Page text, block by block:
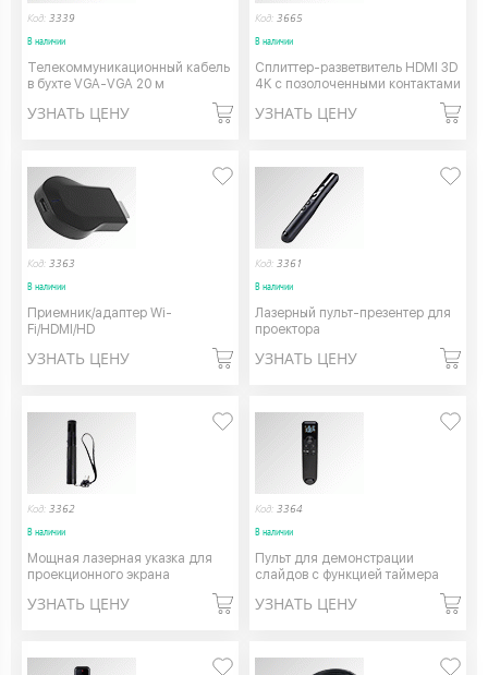
Код: 3339
В наличии
Телекоммуникационный кабель
в бухте VGA-VGA 20 м
УЗНАТЬ ЦЕНУ
Код: 3665
В наличии
Сплиттер-разветвитель HDMI 3D
4K с позолоченными контактами
УЗНАТЬ ЦЕНУ
Код: 3363
В наличии
Приемник/адаптер Wi-
Fi/HDMI/HD
УЗНАТЬ ЦЕНУ
Код: 3361
В наличии
Лазерный пульт-презентер для
проектора
УЗНАТЬ ЦЕНУ
Код: 3362
В наличии
Мощная лазерная указка для
проекционного экрана
УЗНАТЬ ЦЕНУ
Код: 3364
В наличии
Пульт для демонстрации
слайдов с функцией таймера
УЗНАТЬ ЦЕНУ